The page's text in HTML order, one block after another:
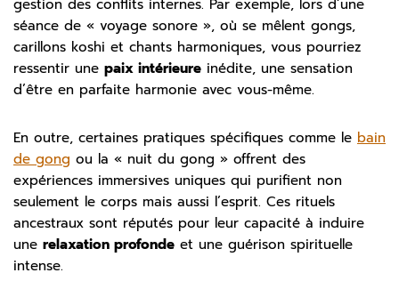
gestion des conflits internes. Par exemple, lors d’une
séance de « voyage sonore », où se mêlent gongs,
carillons koshi et chants harmoniques, vous pourriez
ressentir une paix intérieure inédite, une sensation
d’être en parfaite harmonie avec vous-même.
En outre, certaines pratiques spécifiques comme le bain
de gong ou la « nuit du gong » offrent des
expériences immersives uniques qui purifient non
seulement le corps mais aussi l’esprit. Ces rituels
ancestraux sont réputés pour leur capacité à induire
une relaxation profonde et une guérison spirituelle
intense.